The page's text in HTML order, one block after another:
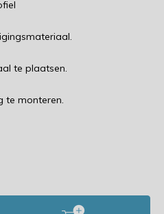
te plaatsen.
te monteren.